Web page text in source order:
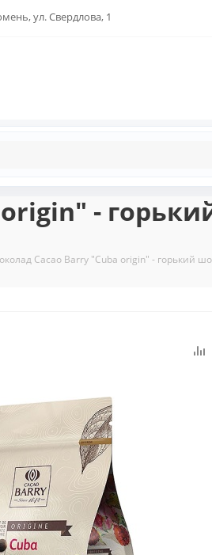
ул. Свердлова, 1
-
Cacao Barry "Cuba origin" - горький